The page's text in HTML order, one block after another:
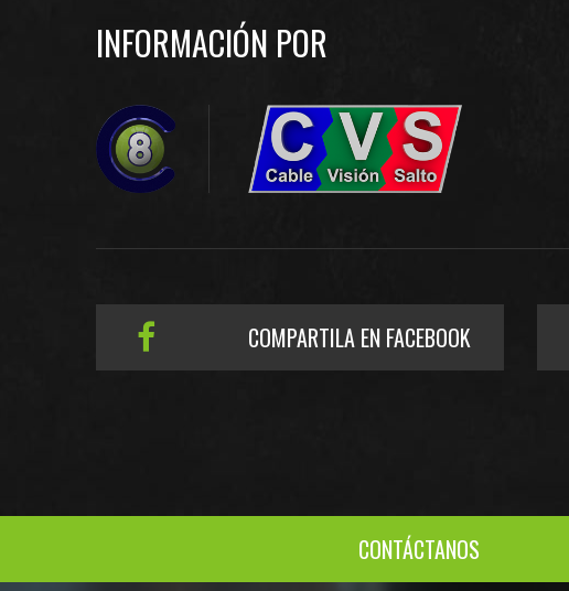
INFORMACIÓN POR
COMPARTILA EN FACEBOOK
CONTÁCTANOS